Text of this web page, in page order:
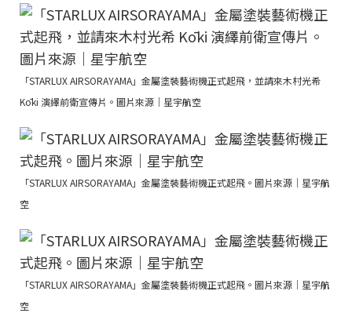
「STARLUX AIRSORAYAMA」金屬塗裝藝術機正式起飛，並請來木村光希
Kōki 演繹前衛宣傳片。圖片來源｜星宇航空
「STARLUX AIRSORAYAMA」金屬塗裝藝術機正式起飛。圖片來源｜星宇航
空
「STARLUX AIRSORAYAMA」金屬塗裝藝術機正式起飛。圖片來源｜星宇航
空